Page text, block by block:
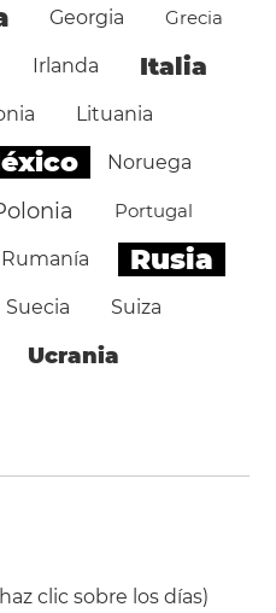
Georgia Grecia
Irlanda Italia
Lituania
Noruega
Portugal
Rumanía Rusia
Suecia Suiza
Ucrania
clic sobre los días)